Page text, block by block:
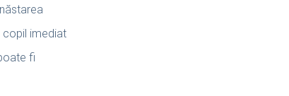
copil imediat
fi